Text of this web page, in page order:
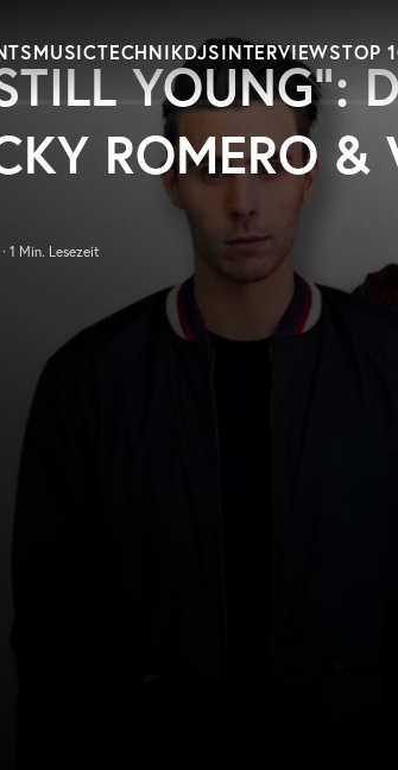
MUSICTECHNIKDJSINTERVIEWSTOP
YOUNG“:
ROMERO &
· 1 Min. Lesezeit